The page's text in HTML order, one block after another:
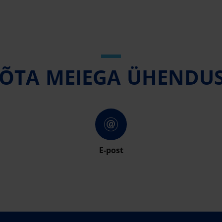
MEIEGA
E-post